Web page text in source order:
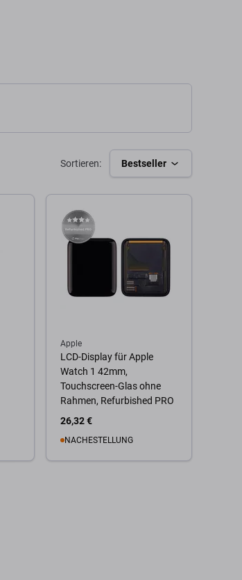
Sortieren: Bestseller
Apple
LCD-Display für Apple
Watch 1 42mm,
Touchscreen-Glas ohne
Rahmen, Refurbished PRO
26,32 €
NACHESTELLUNG